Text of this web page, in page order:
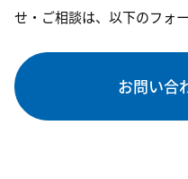
せ・ご相談は、以下のフォ
お問い合